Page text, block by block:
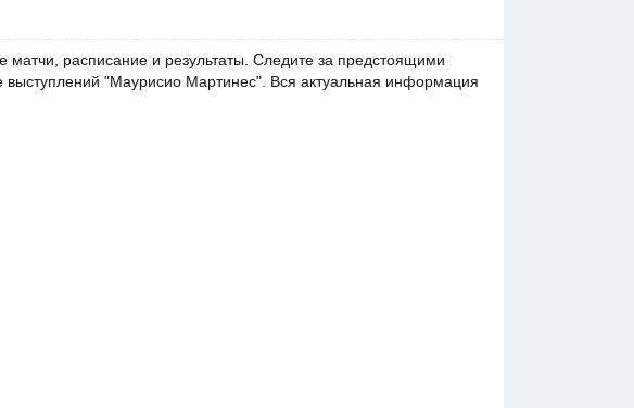
матчи, расписание и результаты. Следите за предстоящими
"Маурисио Мартинес". Вся актуальная информация